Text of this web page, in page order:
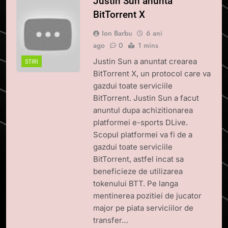
STIRI
BitTorrent X
Ion Barbu
6 ani
ago
0 1 mins
Justin Sun a anuntat crearea
BitTorrent X, un protocol care va
gazdui toate serviciile
BitTorrent. Justin Sun a facut
anuntul dupa achizitionarea
platformei e-sports DLive.
Scopul platformei va fi de a
gazdui toate serviciile
BitTorrent, astfel incat sa
beneficieze de utilizarea
tokenului BTT. Pe langa
mentinerea pozitiei de jucator
major pe piata serviciilor de
transfer…